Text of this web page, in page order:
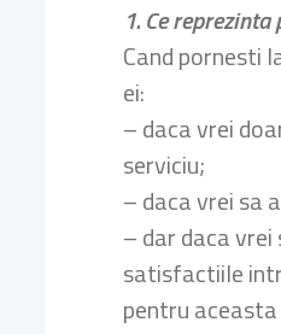
1. Ce
Cand pornesti
ei:
– daca vrei
serviciu;
– daca vrei sa
– dar daca
satisfactiile
pentru